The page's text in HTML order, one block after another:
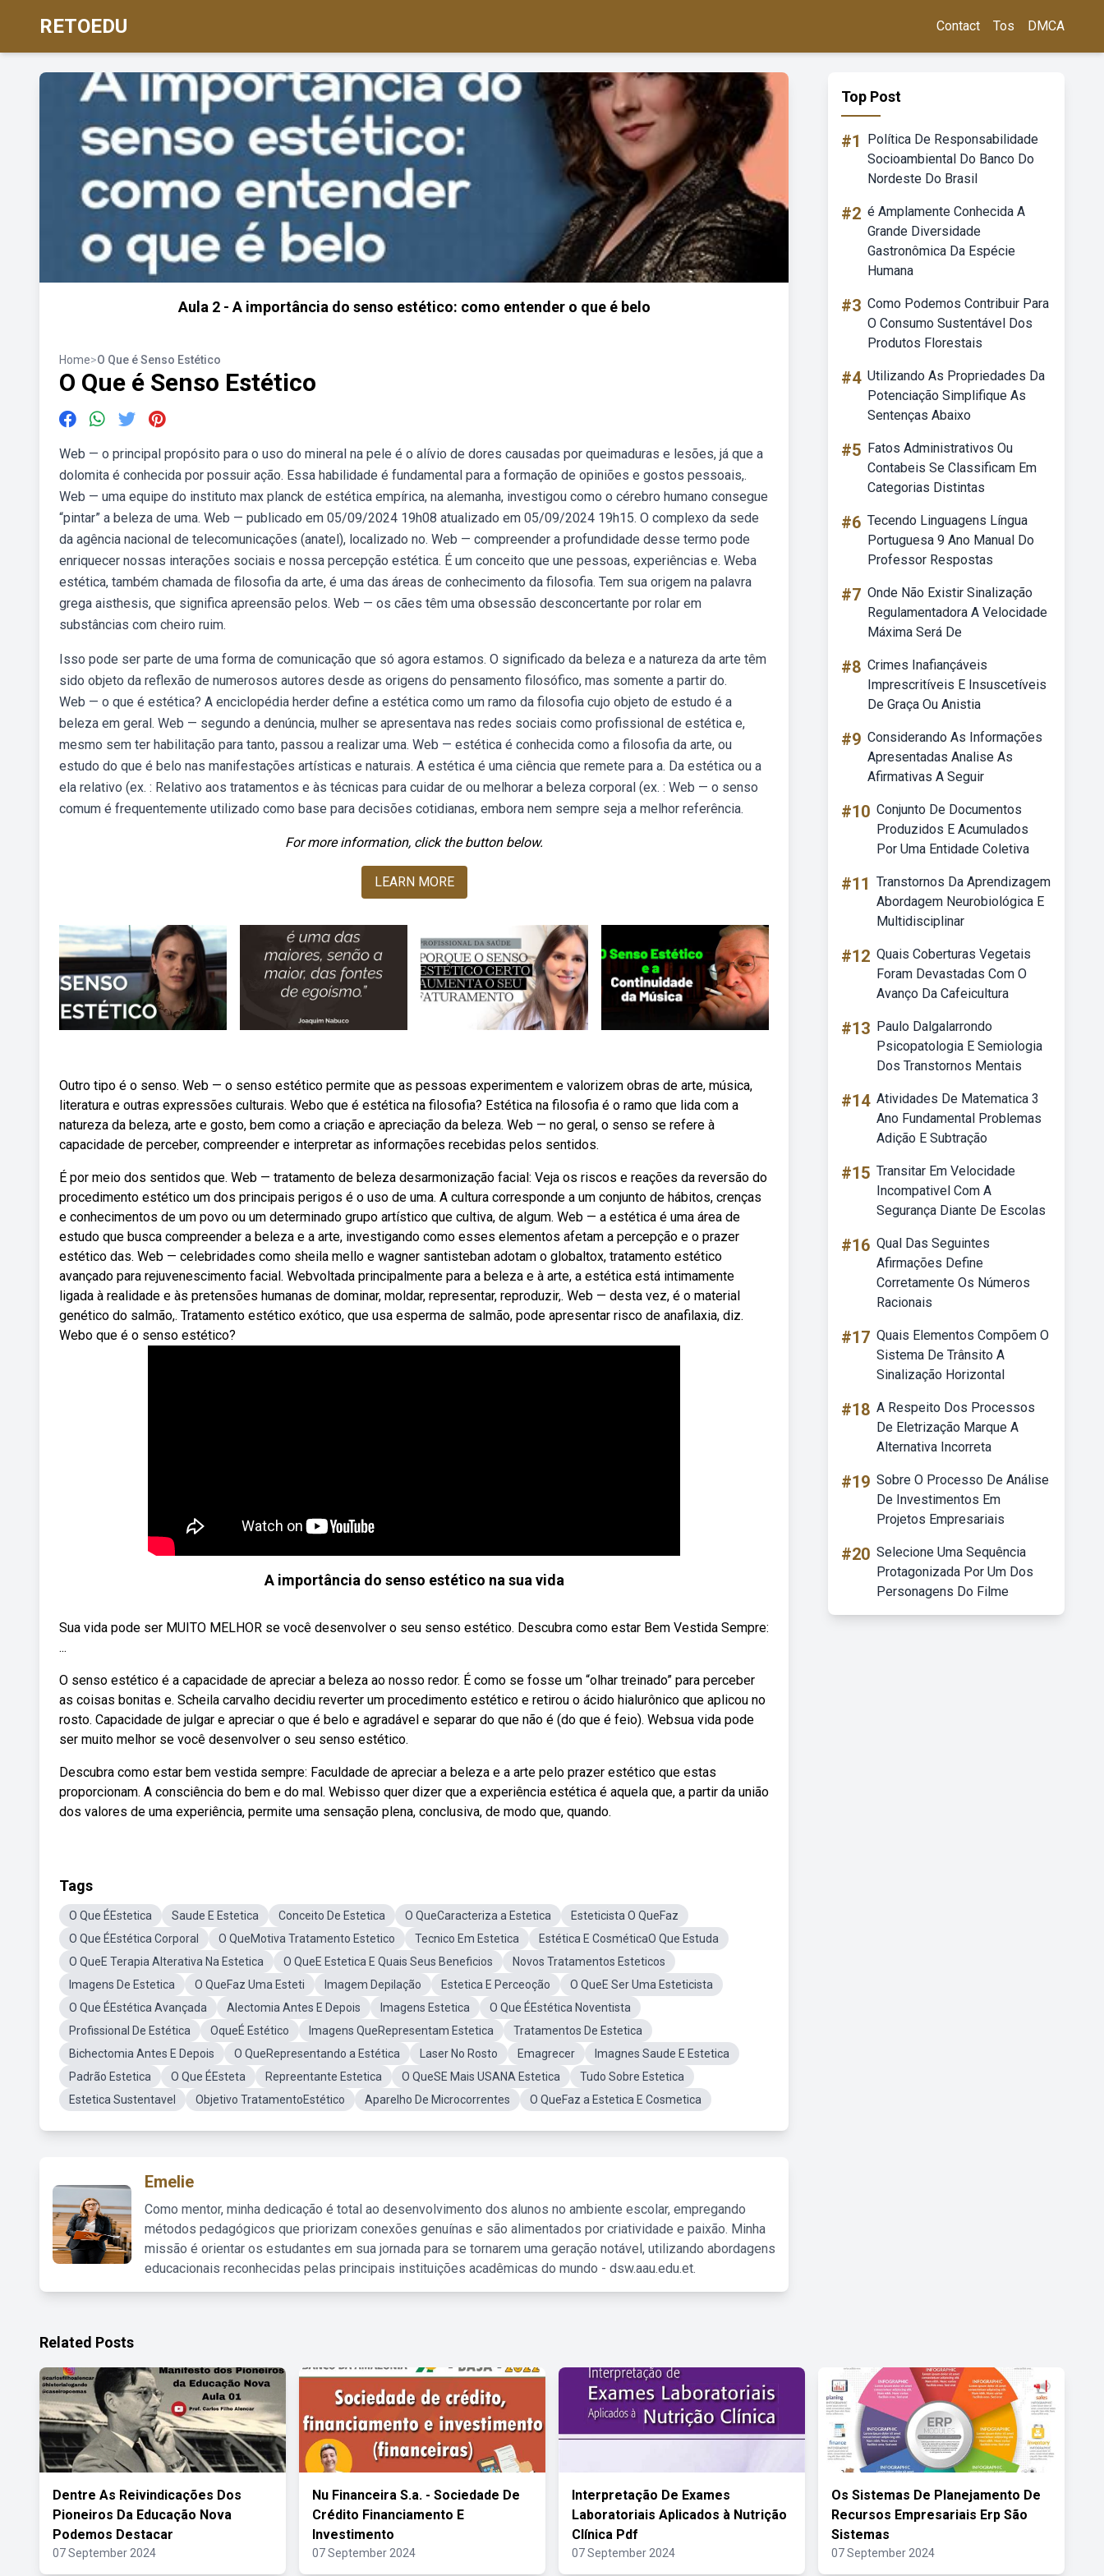
RETOEDU Contact Tos DMCA
Aula 2 - A importância do senso estético: como entender o que é belo
Home>O Que é Senso Estético
O Que é Senso Estético
Web — o principal propósito para o uso do mineral na pele é o alívio de dores causadas por queimaduras e lesões, já que a
dolomita é conhecida por possuir ação. Essa habilidade é fundamental para a formação de opiniões e gostos pessoais,.
Web — uma equipe do instituto max planck de estética empírica, na alemanha, investigou como o cérebro humano consegue
“pintar” a beleza de uma. Web — publicado em 05/09/2024 19h08 atualizado em 05/09/2024 19h15. O complexo da sede
da agência nacional de telecomunicações (anatel), localizado no. Web — compreender a profundidade desse termo pode
enriquecer nossas interações sociais e nossa percepção estética. É um conceito que une pessoas, experiências e. Weba
estética, também chamada de filosofia da arte, é uma das áreas de conhecimento da filosofia. Tem sua origem na palavra
grega aisthesis, que significa apreensão pelos. Web — os cães têm uma obsessão desconcertante por rolar em
substâncias com cheiro ruim.
Isso pode ser parte de uma forma de comunicação que só agora estamos. O significado da beleza e a natureza da arte têm
sido objeto da reflexão de numerosos autores desde as origens do pensamento filosófico, mas somente a partir do.
Web — o que é estética? A enciclopédia herder define a estética como um ramo da filosofia cujo objeto de estudo é a
beleza em geral. Web — segundo a denúncia, mulher se apresentava nas redes sociais como profissional de estética e,
mesmo sem ter habilitação para tanto, passou a realizar uma. Web — estética é conhecida como a filosofia da arte, ou
estudo do que é belo nas manifestações artísticas e naturais. A estética é uma ciência que remete para a. Da estética ou a
ela relativo (ex. : Relativo aos tratamentos e às técnicas para cuidar de ou melhorar a beleza corporal (ex. : Web — o senso
comum é frequentemente utilizado como base para decisões cotidianas, embora nem sempre seja a melhor referência.
For more information, click the button below.
LEARN MORE
Outro tipo é o senso. Web — o senso estético permite que as pessoas experimentem e valorizem obras de arte, música,
literatura e outras expressões culturais. Webo que é estética na filosofia? Estética na filosofia é o ramo que lida com a
natureza da beleza, arte e gosto, bem como a criação e apreciação da beleza. Web — no geral, o senso se refere à
capacidade de perceber, compreender e interpretar as informações recebidas pelos sentidos.
É por meio dos sentidos que. Web — tratamento de beleza desarmonização facial: Veja os riscos e reações da reversão do
procedimento estético um dos principais perigos é o uso de uma. A cultura corresponde a um conjunto de hábitos, crenças
e conhecimentos de um povo ou um determinado grupo artístico que cultiva, de algum. Web — a estética é uma área de
estudo que busca compreender a beleza e a arte, investigando como esses elementos afetam a percepção e o prazer
estético das. Web — celebridades como sheila mello e wagner santisteban adotam o globaltox, tratamento estético
avançado para rejuvenescimento facial. Webvoltada principalmente para a beleza e à arte, a estética está intimamente
ligada à realidade e às pretensões humanas de dominar, moldar, representar, reproduzir,. Web — desta vez, é o material
genético do salmão,. Tratamento estético exótico, que usa esperma de salmão, pode apresentar risco de anafilaxia, diz.
Webo que é o senso estético?
A importância do senso estético na sua vida
Sua vida pode ser MUITO MELHOR se você desenvolver o seu senso estético. Descubra como estar Bem Vestida Sempre:
...
O senso estético é a capacidade de apreciar a beleza ao nosso redor. É como se fosse um “olhar treinado” para perceber
as coisas bonitas e. Scheila carvalho decidiu reverter um procedimento estético e retirou o ácido hialurônico que aplicou no
rosto. Capacidade de julgar e apreciar o que é belo e agradável e separar do que não é (do que é feio). Websua vida pode
ser muito melhor se você desenvolver o seu senso estético.
Descubra como estar bem vestida sempre: Faculdade de apreciar a beleza e a arte pelo prazer estético que estas
proporcionam. A consciência do bem e do mal. Webisso quer dizer que a experiência estética é aquela que, a partir da união
dos valores de uma experiência, permite uma sensação plena, conclusiva, de modo que, quando.
Tags
O Que ÉEstetica Saude E Estetica Conceito De Estetica O QueCaracteriza a Estetica
Esteticista O QueFaz
O Que ÉEstética Corporal
O QueMotiva Tratamento Estetico Tecnico Em Estetica
Estética E CosméticaO Que Estuda
O QueE Terapia Alterativa Na Estetica
O QueE Estetica E Quais Seus Beneficios
Novos Tratamentos Esteticos
Imagens De Estetica
O QueFaz Uma Esteti Imagem Depilação Estetica E Perceoção
O QueE Ser Uma Esteticista
O Que ÉEstética Avançada
Alectomia Antes E Depois Imagens Estetica
O Que ÉEstética Noventista
Profissional De Estética
OqueÉ Estético Imagens QueRepresentam Estetica
Tratamentos De Estetica
Bichectomia Antes E Depois
O QueRepresentando a Estética Laser No Rosto Emagrecer
Imagnes Saude E Estetica
Padrão Estetica
O Que ÉEsteta Repreentante Estetica O QueSE Mais USANA Estetica
Tudo Sobre Estetica
Estetica Sustentavel
Objetivo TratamentoEstético Aparelho De Microcorrentes O QueFaz a Estetica E Cosmetica
Emelie
Como mentor, minha dedicação é total ao desenvolvimento dos alunos no ambiente escolar, empregando
métodos pedagógicos que priorizam conexões genuínas e são alimentados por criatividade e paixão. Minha
missão é orientar os estudantes em sua jornada para se tornarem uma geração notável, utilizando abordagens
educacionais reconhecidas pelas principais instituições acadêmicas do mundo - dsw.aau.edu.et.
Top Post
#1
Política De Responsabilidade
Socioambiental Do Banco Do
Nordeste Do Brasil
#2 é Amplamente Conhecida A
Grande Diversidade
Gastronômica Da Espécie
Humana
#3 Como Podemos Contribuir Para
O Consumo Sustentável Dos
Produtos Florestais
#4 Utilizando As Propriedades Da
Potenciação Simplifique As
Sentenças Abaixo
#5 Fatos Administrativos Ou
Contabeis Se Classificam Em
Categorias Distintas
#6 Tecendo Linguagens Língua
Portuguesa 9 Ano Manual Do
Professor Respostas
#7 Onde Não Existir Sinalização
Regulamentadora A Velocidade
Máxima Será De
#8 Crimes Inafiançáveis
Imprescritíveis E Insuscetíveis
De Graça Ou Anistia
#9 Considerando As Informações
Apresentadas Analise As
Afirmativas A Seguir
#10 Conjunto De Documentos
Produzidos E Acumulados
Por Uma Entidade Coletiva
#11 Transtornos Da Aprendizagem
Abordagem Neurobiológica E
Multidisciplinar
#12 Quais Coberturas Vegetais
Foram Devastadas Com O
Avanço Da Cafeicultura
#13 Paulo Dalgalarrondo
Psicopatologia E Semiologia
Dos Transtornos Mentais
#14 Atividades De Matematica 3
Ano Fundamental Problemas
Adição E Subtração
#15 Transitar Em Velocidade
Incompativel Com A
Segurança Diante De Escolas
#16 Qual Das Seguintes
Afirmações Define
Corretamente Os Números
Racionais
#17 Quais Elementos Compõem O
Sistema De Trânsito A
Sinalização Horizontal
#18 A Respeito Dos Processos
De Eletrização Marque A
Alternativa Incorreta
#19 Sobre O Processo De Análise
De Investimentos Em
Projetos Empresariais
#20 Selecione Uma Sequência
Protagonizada Por Um Dos
Personagens Do Filme
Related Posts
Dentre As Reivindicações Dos
Pioneiros Da Educação Nova
Podemos Destacar
07 September 2024
Nu Financeira S.a. - Sociedade De
Crédito Financiamento E
Investimento
07 September 2024
Interpretação De Exames
Laboratoriais Aplicados à Nutrição
Clínica Pdf
07 September 2024
Os Sistemas De Planejamento De
Recursos Empresariais Erp São
Sistemas
07 September 2024